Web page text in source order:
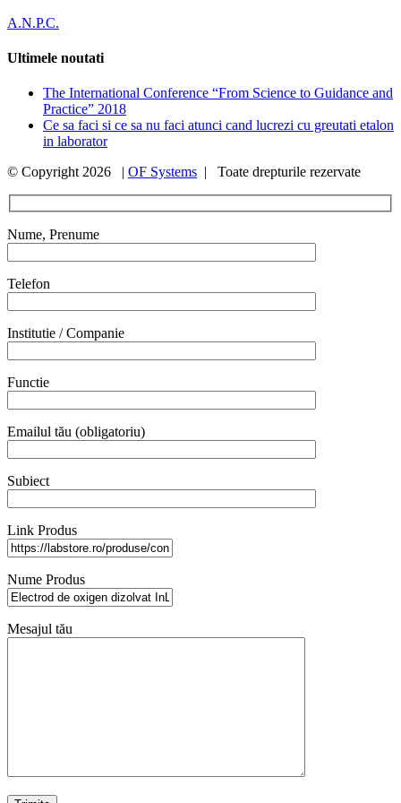
A.N.P.C.
Ultimele noutati
The International Conference “From Science to Guidance and
Practice” 2018
Ce sa faci si ce sa nu faci atunci cand lucrezi cu greutati etalon
in laborator
© Copyright2026 | OF Systems | Toate drepturile rezervate
Nume, Prenume
Telefon
Institutie / Companie
Functie
Emailul tău (obligatoriu)
Subiect
Link Produs
Nume Produs
Mesajul tău